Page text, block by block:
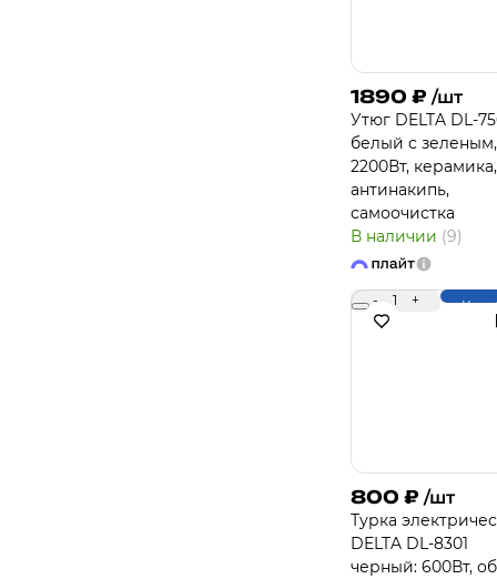
1890 ₽ /шт
Утюг DELTA DL-
белый с зеленым,
2200Вт, керамика,
антинакипь,
самоочистка
В наличии (9)
- 1 +
800 ₽ /шт
Турка
DELTA DL-8301
черный: 600Вт,